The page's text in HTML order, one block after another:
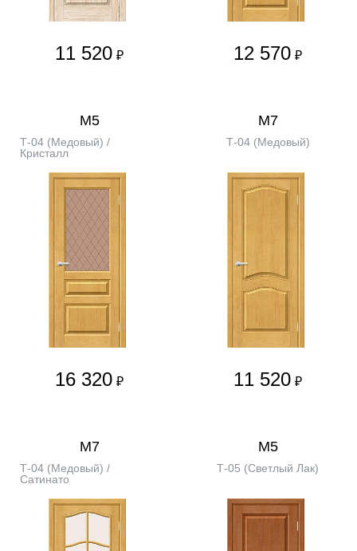
11 520 ₽ 12 570 ₽
М5
Т-04 (Медовый) /
Кристалл
16 320 ₽
М7
Т-04 (Медовый)
11 520 ₽
М7
Т-04 (Медовый) /
Сатинато
М5
Т-05 (Светлый Лак)